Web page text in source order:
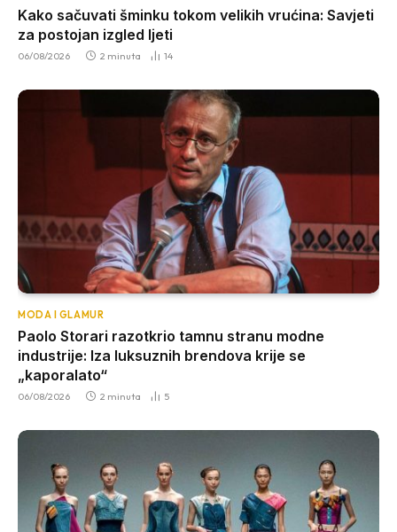
Kako sačuvati šminku tokom velikih vrućina: Savjeti
za postojan izgled ljeti
06/08/2026 2 minuta 14
MODA I GLAMUR
Paolo Storari razotkrio tamnu stranu modne
industrije: Iza luksuznih brendova krije se
„kaporalato“
06/08/2026 2 minuta 5